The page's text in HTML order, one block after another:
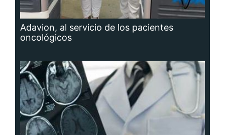
Adavion, al servicio de los pacientes
oncológicos